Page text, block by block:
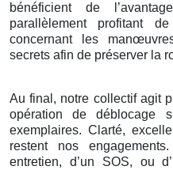
bénéficient de
parallèlement profitant
concernant les
secrets afin de préserver la
Au final, notre collectif agit
opération de déblocage
exemplaires. Clarté,
restent nos
entretien, d’un SOS, ou